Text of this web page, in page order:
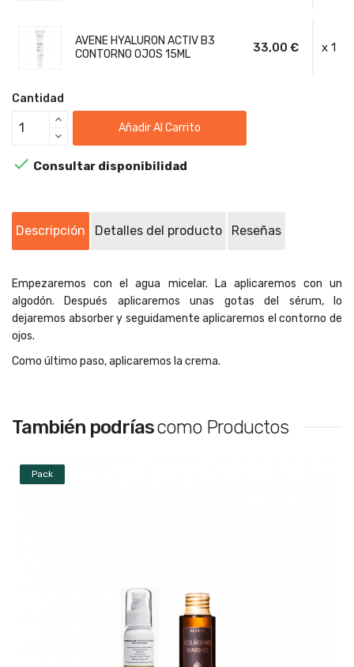
AVENE HYALURON ACTIV B3
CONTORNO OJOS 15ML
33,00 € x 1
Cantidad
Añadir Al Carrito
 Consultar disponibilidad
Descripción Detalles del producto Reseñas
Empezaremos con el agua micelar. La aplicaremos con un
algodón. Después aplicaremos unas gotas del sérum, lo
dejaremos absorber y seguidamente aplicaremos el contorno de
ojos.
Como último paso, aplicaremos la crema.
También podríascomo Productos
Pack